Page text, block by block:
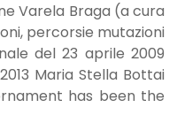
Varela Braga (a cura
percorsie mutazioni
del 23 aprile 2009
Maria Stella Bottai
has been the